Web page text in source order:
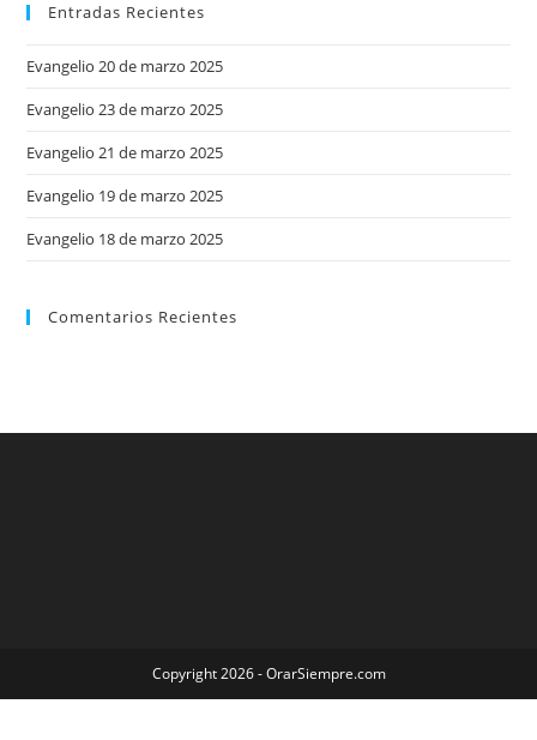
Entradas Recientes
Evangelio 20 de marzo 2025
Evangelio 23 de marzo 2025
Evangelio 21 de marzo 2025
Evangelio 19 de marzo 2025
Evangelio 18 de marzo 2025
Comentarios Recientes
Copyright 2026 - OrarSiempre.com